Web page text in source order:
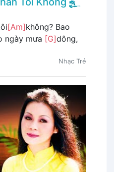
[Am]không? Bao
ngày mưa [G]dông,
Nhạc Trẻ